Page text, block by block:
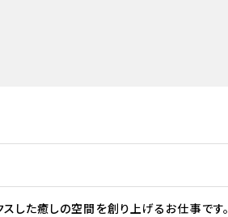
スした癒しの空間を創り上げるお仕事です。